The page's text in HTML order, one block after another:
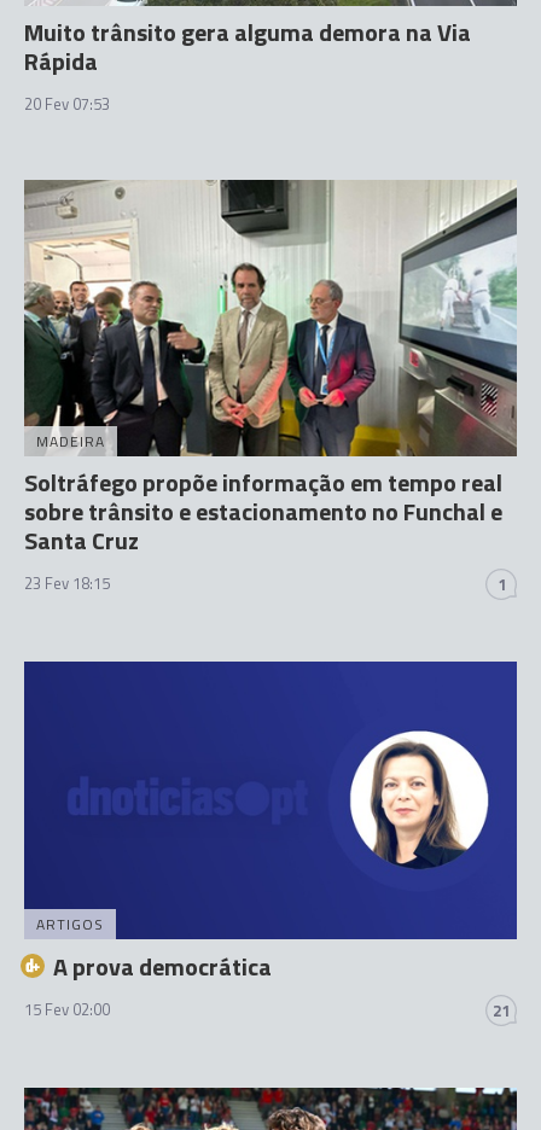
Muito trânsito gera alguma demora na Via
Rápida
20 Fev 07:53
MADEIRA
Soltráfego propõe informação em tempo real
sobre trânsito e estacionamento no Funchal e
Santa Cruz
23 Fev 18:15 1
ARTIGOS
A prova democrática
15 Fev 02:00 21